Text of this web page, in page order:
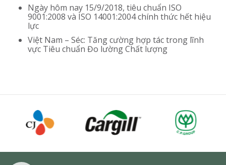
Ngày hôm nay 15/9/2018, tiêu chuẩn ISO
9001:2008 và ISO 14001:2004 chính thức hết hiệu
lực
Việt Nam – Séc: Tăng cường hợp tác trong lĩnh
vực Tiêu chuẩn Đo lường Chất lượng